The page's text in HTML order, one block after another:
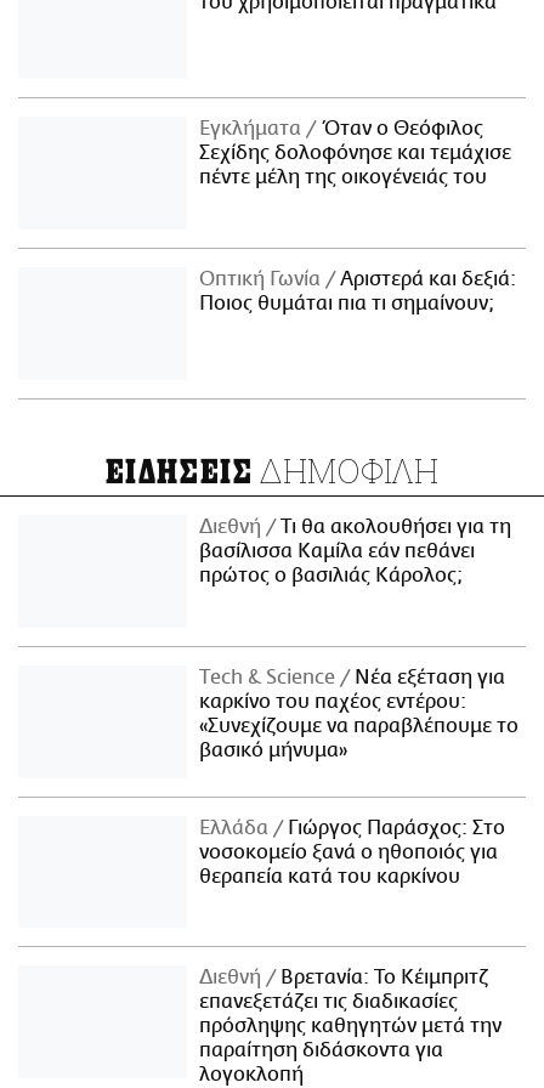
Εγκλήματα
Όταν ο Θεόφιλος
Σεχίδης δολοφόνησε και τεμάχισε
πέντε μέλη της οικογένειάς του
Οπτική Γωνία
Αριστερά και δεξιά:
Ποιος θυμάται πια τι σημαίνουν;
ΕΙΔΗΣΕΙΣ ΔΗΜΟΦΙΛΗ
Διεθνή
Τι θα ακολουθήσει για τη
βασίλισσα Καμίλα εάν πεθάνει
πρώτος ο βασιλιάς Κάρολος;
Τech & Science
Νέα εξέταση για
καρκίνο του παχέος εντέρου:
«Συνεχίζουμε να παραβλέπουμε το
βασικό μήνυμα»
Ελλάδα
Γιώργος Παράσχος: Στο
νοσοκομείο ξανά ο ηθοποιός για
θεραπεία κατά του καρκίνου
Διεθνή
Βρετανία: Το Κέιμπριτζ
επανεξετάζει τις διαδικασίες
πρόσληψης καθηγητών μετά την
παραίτηση διδάσκοντα για
λογοκλοπή